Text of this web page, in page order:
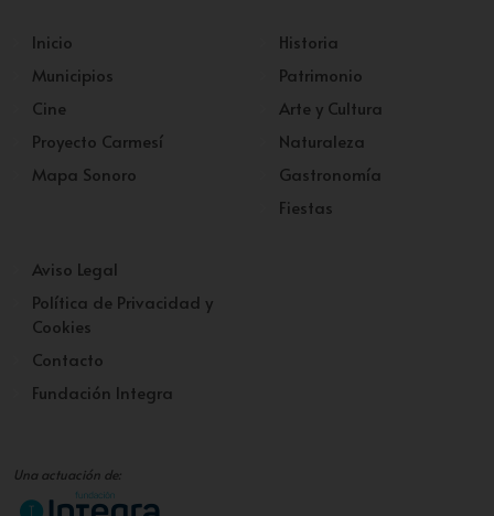
Inicio
Municipios
Cine
Proyecto Carmesí
Mapa Sonoro
Historia
Patrimonio
Arte y Cultura
Naturaleza
Gastronomía
Fiestas
Aviso Legal
Política de Privacidad y
Cookies
Contacto
Fundación Integra
Una actuación de: